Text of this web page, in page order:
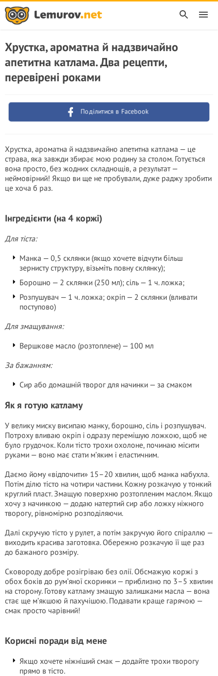
Хрустка, ароматна й надзвичайно
апетитна катлама. Два рецепти,
перевірені роками
Поділитися в Facebook
Хрустка, ароматна й надзвичайно апетитна катлама — це
страва, яка завжди збирає мою родину за столом. Готується
вона просто, без жодних складнощів, а результат —
неймовірний! Якщо ви ще не пробували, дуже раджу зробити
це хоча б раз.
Інгредієнти (на 4 коржі)
Для тіста:
Манка — 0,5 склянки (якщо хочете відчути більш
зернисту структуру, візьміть повну склянку);
Борошно — 2 склянки (250 мл); сіль — 1 ч. ложка;
Розпушувач — 1 ч. ложка; окріп — 2 склянки (вливати
поступово)
Для змащування:
Вершкове масло (розтоплене) — 100 мл
За бажанням:
Сир або домашній творог для начинки — за смаком
Як я готую катламу
У велику миску висипаю манку, борошно, сіль і розпушувач.
Потроху вливаю окріп і одразу перемішую ложкою, щоб не
було грудочок. Коли тісто трохи охолоне, починаю місити
руками — воно має стати м’яким і еластичним.
Даємо йому «відпочити» 15–20 хвилин, щоб манка набухла.
Потім ділю тісто на чотири частини. Кожну розкачую у тонкий
круглий пласт. Змащую поверхню розтопленим маслом. Якщо
хочу з начинкою — додаю натертий сир або ложку ніжного
творогу, рівномірно розподіляючи.
Далі скручую тісто у рулет, а потім закручую його спіраллю —
виходить красива заготовка. Обережно розкачую її ще раз
до бажаного розміру.
Сковороду добре розігріваю без олії. Обсмажую коржі з
обох боків до рум’яної скоринки — приблизно по 3–5 хвилин
на сторону. Готову катламу змащую залишками масла — вона
стає ще м’якшою й пахучішою. Подавати краще гарячою —
смак просто чарівний!
Корисні поради від мене
Якщо хочете ніжніший смак — додайте трохи творогу
прямо в тісто.